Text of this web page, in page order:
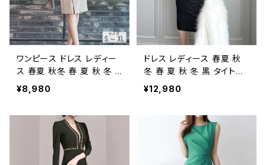
ドレス ナイトドレス ナイトワ
ンピ 上品 ホワイト ブラック
大人 カジュアル 10代 20代
30代 40代 C-OSS0103
フィス 大人 カジュアル 10
代 20代 30代 40代 C-OS
ワンピース ドレス レディー
ス 春夏 秋冬 春 夏 秋 冬 ド
レスワンピース ドレス タイ
トワンピース 長袖 ひざ丈
ード タイトドレス ワンピドレ
ス ミモレ丈ワンピース OL
きれいめ タイト ドレスワン
ピース お呼ばれ 韓国 ファ
¥8,980
ドレス レディース 春夏 秋
冬 春 夏 秋 冬 黒 タイトド
レス ワンピース ラメ ミモレ
丈ドレス きらきら ラメドレス
ピース ミディアムドレス タ
イトワンピース ショートドレ
ス ナイトドレス ロングドレ
ス ヒザ下ワンピース キャバ
¥12,980